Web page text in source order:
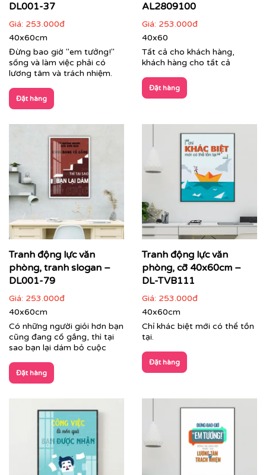
DL001-37
Giá: 253.000đ
40x60cm
Đừng bao giờ "em tưởng!"
sống và làm việc phải có
lương tâm và trách nhiệm.
Đặt hàng
AL2809100
Giá: 253.000đ
40x60
Tất cả cho khách hàng,
khách hàng cho tất cả
Đặt hàng
Tranh động lực văn
phòng, tranh slogan –
DL001-79
Giá: 253.000đ
40x60cm
Có những người giỏi hơn bạn
cũng đang cố gắng, thì tại
sao bạn lại dám bỏ cuộc
Đặt hàng
Tranh động lực văn
phòng, cỡ 40x60cm –
DL-TVB111
Giá: 253.000đ
40x60cm
Chỉ khác biệt mới có thể tồn
tại.
Đặt hàng